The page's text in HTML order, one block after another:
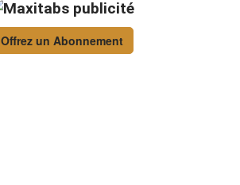
Offrez un Abonnement